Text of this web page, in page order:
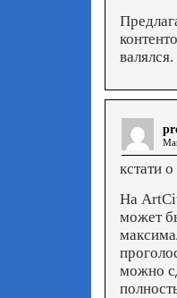
валялся.
кстати
На
может
можно